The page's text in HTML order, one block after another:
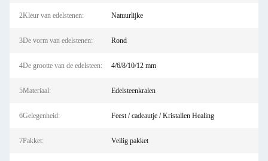
2Kleur van edelstenen: Natuurlijke
3De vorm van edelstenen: Rond
4De grootte van de edelsteen: 4/6/8/10/12 mm
5Materiaal: Edelsteenkralen
6Gelegenheid: Feest / cadeautje / Kristallen Healing
7Pakket: Veilig pakket